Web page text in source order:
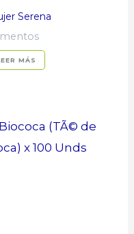
Serena
MÁS